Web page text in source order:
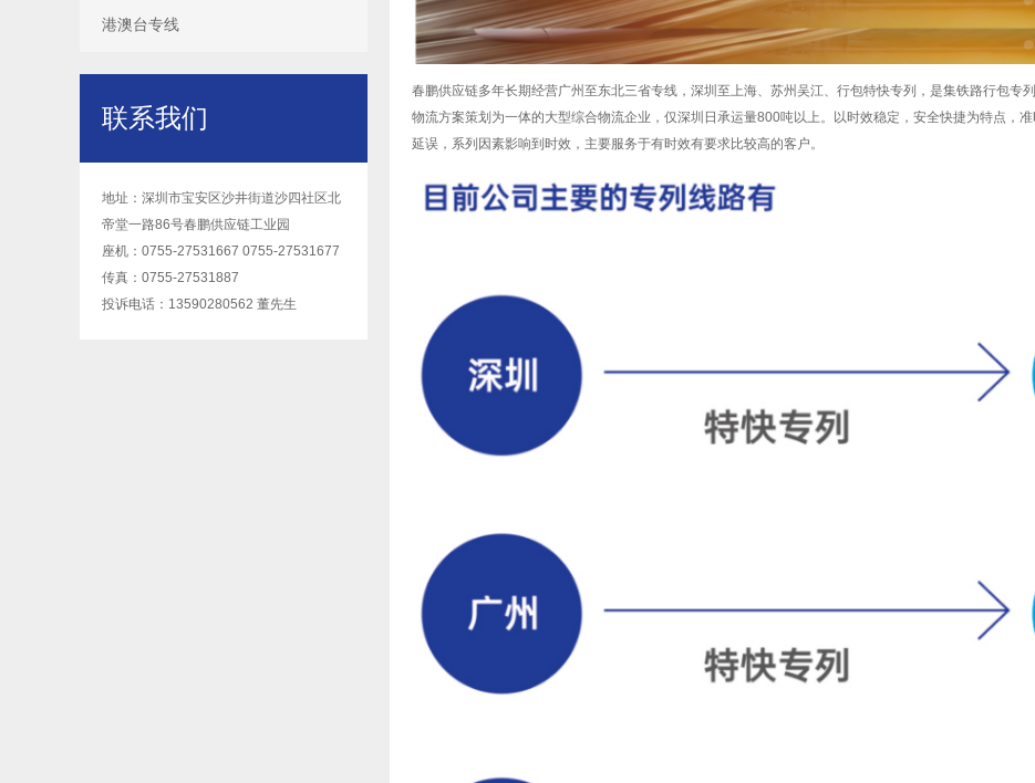
港澳台专线
联系我们
地址：深圳市宝安区沙井街道沙四社区北
帝堂一路86号春鹏供应链工业园
座机：0755-27531667 0755-27531677
传真：0755-27531887
投诉电话：13590280562 董先生
春鹏供应链多年长期经营广州至东北三省专线，深圳至上海、苏州吴江、行包特快专列，是集铁路行包专
物流方案策划为一体的大型综合物流企业，仅深圳日承运量800吨以上。 以时效稳定，安全快捷为特点，
延误，系列因素影响到时效，主要服务于有时效有要求比较高的客户。